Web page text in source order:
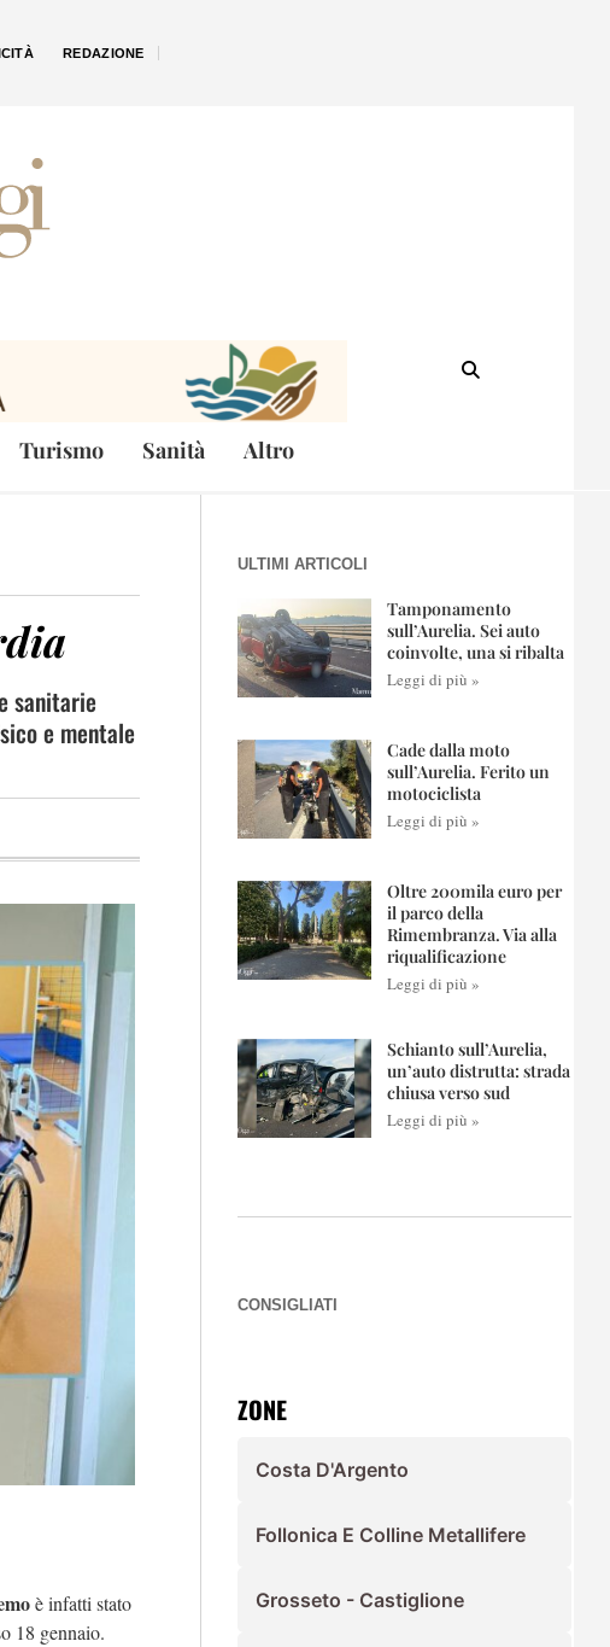
REDAZIONE
Turismo Sanità Altro
sanitarie
e mentale
è infatti stato
18 gennaio.
ULTIMI ARTICOLI
Tamponamento
sull’Aurelia. Sei auto
coinvolte, una si ribalta
Leggi di più »
Cade dalla moto
sull’Aurelia. Ferito un
motociclista
Leggi di più »
Oltre 200mila euro per
il parco della
Rimembranza. Via alla
riqualificazione
Leggi di più »
Schianto sull’Aurelia,
un’auto distrutta: strada
chiusa verso sud
Leggi di più »
CONSIGLIATI
ZONE
Costa D'Argento
Follonica E Colline Metallifere
Grosseto - Castiglione